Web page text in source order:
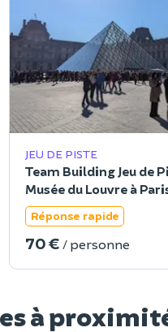
JEU DE PISTE
Team Building Jeu de
Musée du Louvre à
Réponse rapide
70 € / personne
à